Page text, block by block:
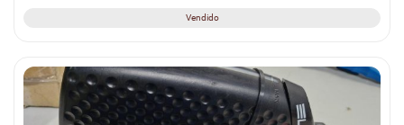
Vendido